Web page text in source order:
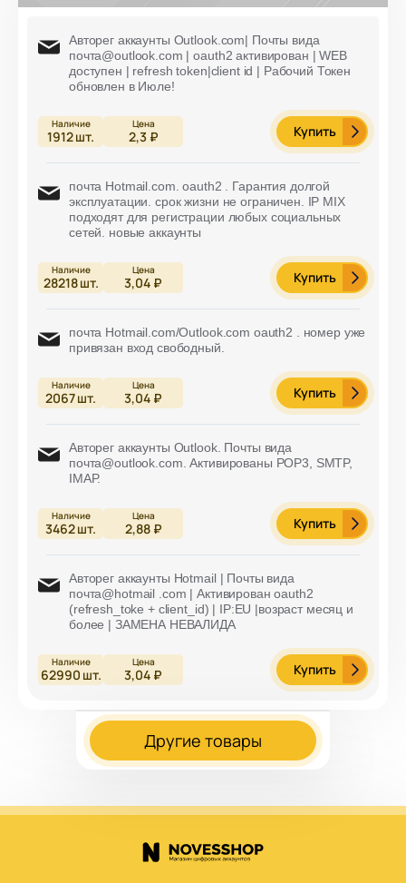
Авторег аккаунты Outlook.com| Почты вида
почта@outlook.com | oauth2 активирован | WEB
доступен | refresh token|client id | Рабочий Токен
обновлен в Июле!
1912шт. 2,3 ₽ Купить
почта Hotmail.com. oauth2 . Гарантия долгой
эксплуатации. cрок жизни не ограничен. IP MIX
подходят для регистрации любых социальных
сетей. новые аккаунты
28218шт. 3,04 ₽ Купить
почта Hotmail.com/Outlook.com oauth2 . номер уже
привязан вход свободный.
2067шт. 3,04 ₽ Купить
Авторег аккаунты Outlook. Почты вида
почта@outlook.com. Активированы POP3, SMTP,
IMAP.
3462шт. 2,88 ₽ Купить
Авторег аккаунты Hotmail | Почты вида
почта@hotmail .com | Активирован oauth2
(refresh_toke + client_id) | IP:EU |возраст месяц и
более | ЗАМЕНА НЕВАЛИДА
62990 шт. 3,04 ₽ Купить
Другие товары